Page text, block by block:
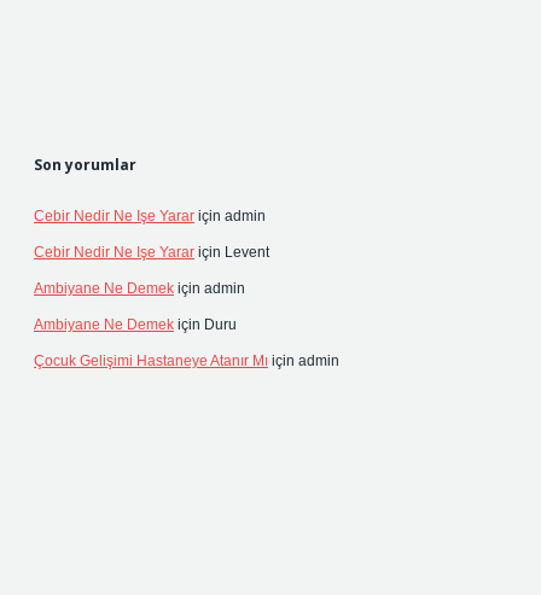
Son yorumlar
Cebir Nedir Ne Işe Yarar için admin
Cebir Nedir Ne Işe Yarar için Levent
Ambiyane Ne Demek için admin
Ambiyane Ne Demek için Duru
Çocuk Gelişimi Hastaneye Atanır Mı için admin